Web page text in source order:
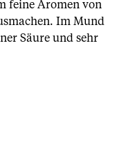
feine Aromen von
Im Mund
Säure und sehr